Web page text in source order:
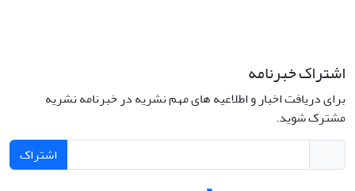
اشتراک خبرنامه
برای دریافت اخبار و اطلاعیه های مهم نشریه در خبرنامه نشریه
مشترک شوید.
اشتراک